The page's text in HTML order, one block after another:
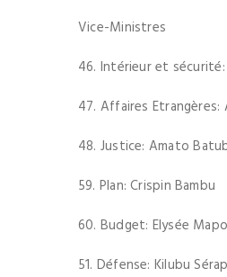
Vice-Ministres
46. Intérieur et
47. Affaires Etrangères:
48. Justice: Amato
59. Plan: Crispin Bambu
60. Budget: Elysée
51. Défense: Kilubu